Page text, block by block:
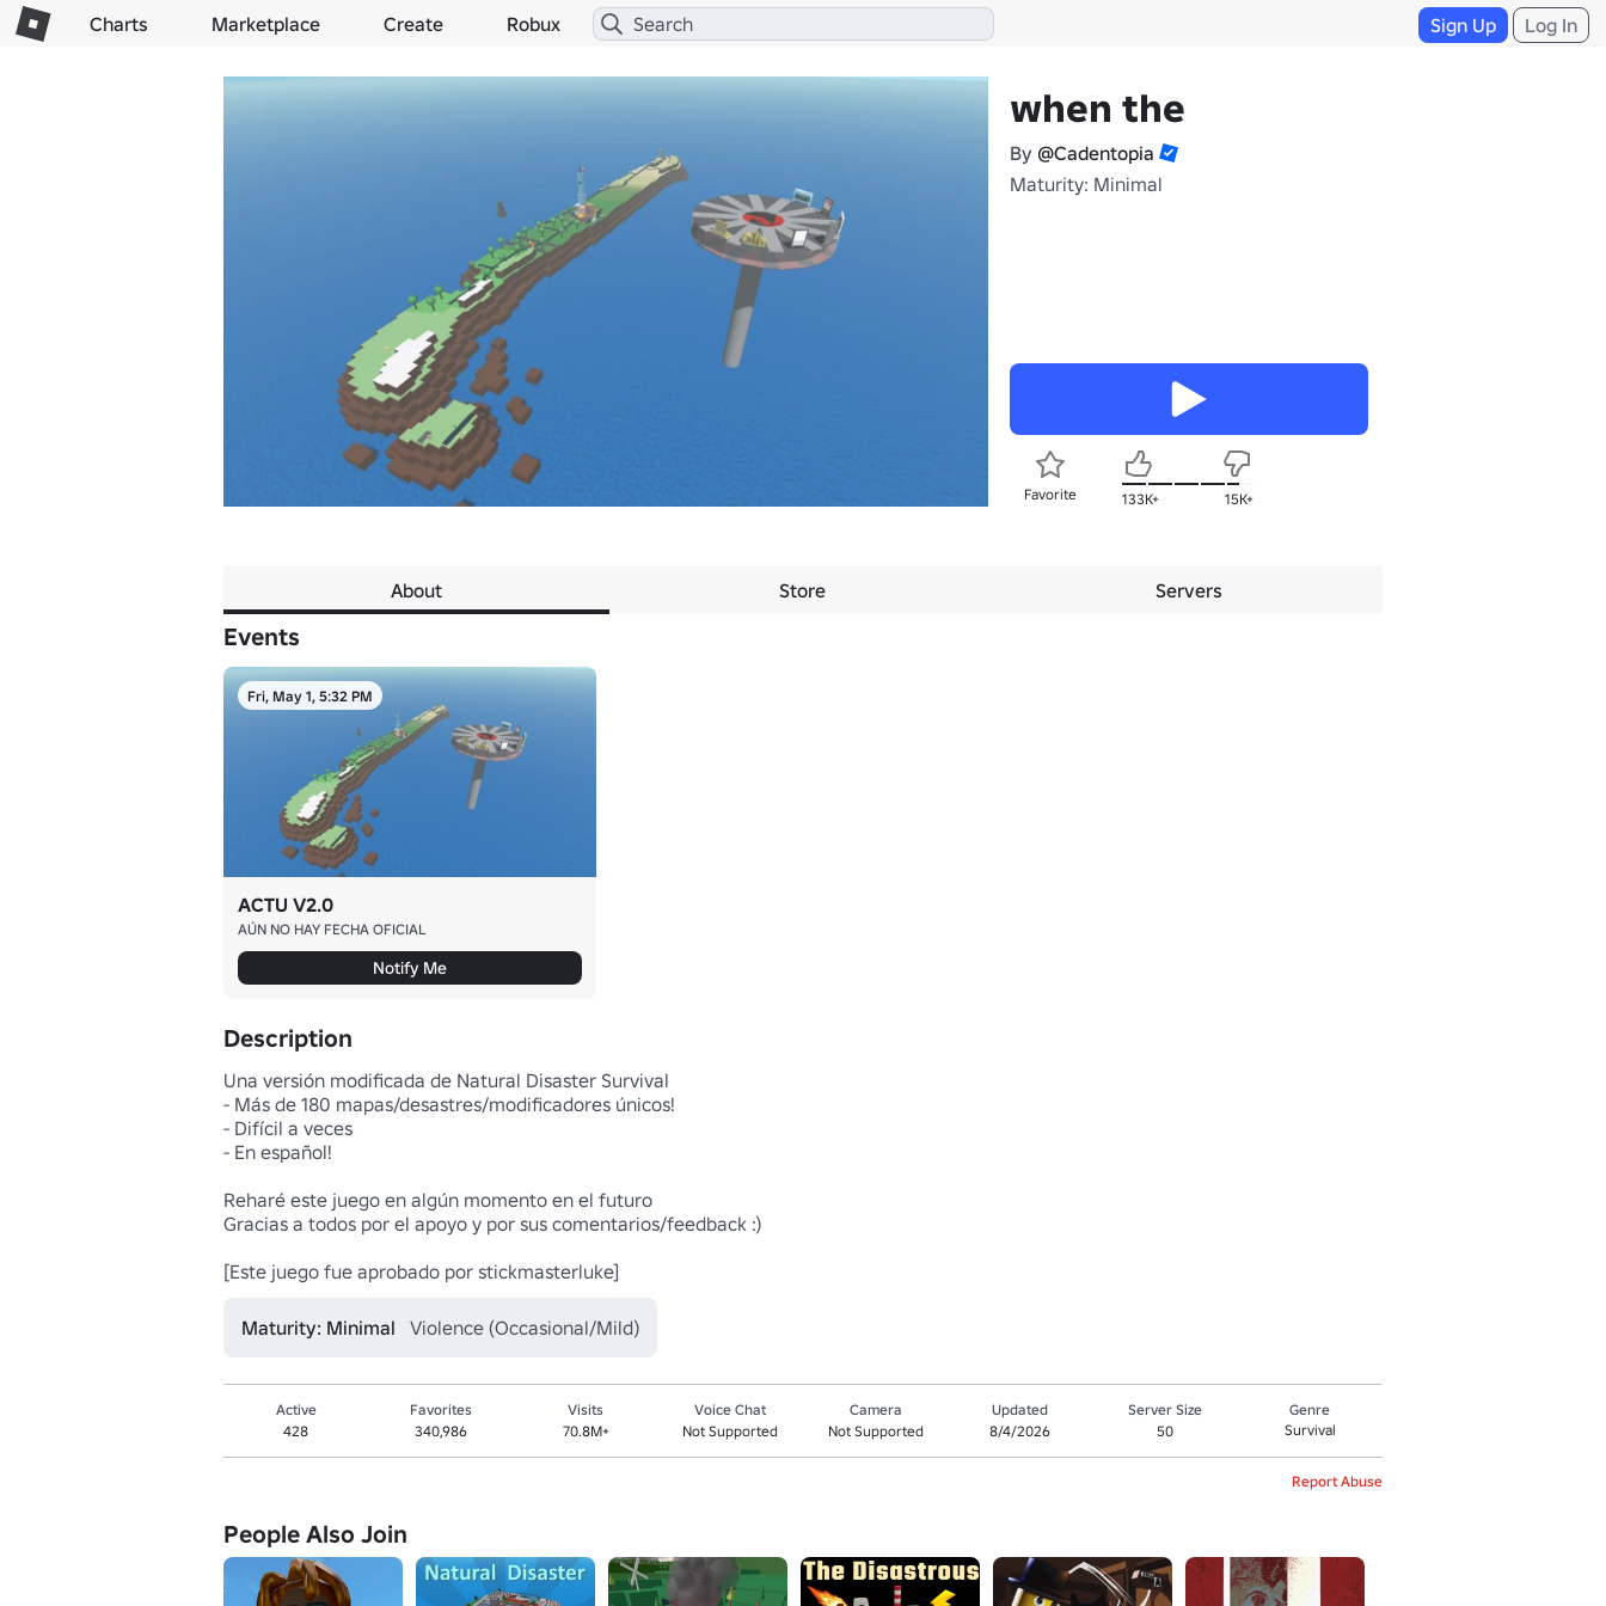
Charts Marketplace Create Robux Sign Up Log In
when the
By @Cadentopia
Maturity: Minimal
Favorite 133K+ 15K+
About Store Servers
Events
Fri, May 1, 5:32 PM
ACTU V2.0
AÚN NO HAY FECHA OFICIAL
Notify Me
Description
Una versión modificada de Natural Disaster Survival
- Más de 180 mapas/desastres/modificadores únicos!
- Difícil a veces
- En español!
Reharé este juego en algún momento en el futuro
Gracias a todos por el apoyo y por sus comentarios/feedback :)
[Este juego fue aprobado por stickmasterluke]
Maturity: Minimal Violence (Occasional/Mild)
Active
428
Favorites
340,986
Visits
70.8M+
Voice Chat
Not Supported
Camera
Not Supported
Updated
8/4/2026
Server Size
50
Genre
Survival
Report Abuse
People Also Join